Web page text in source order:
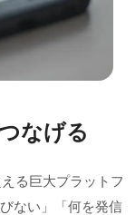
なげる
る巨大プラットフ
ない」「何を発信